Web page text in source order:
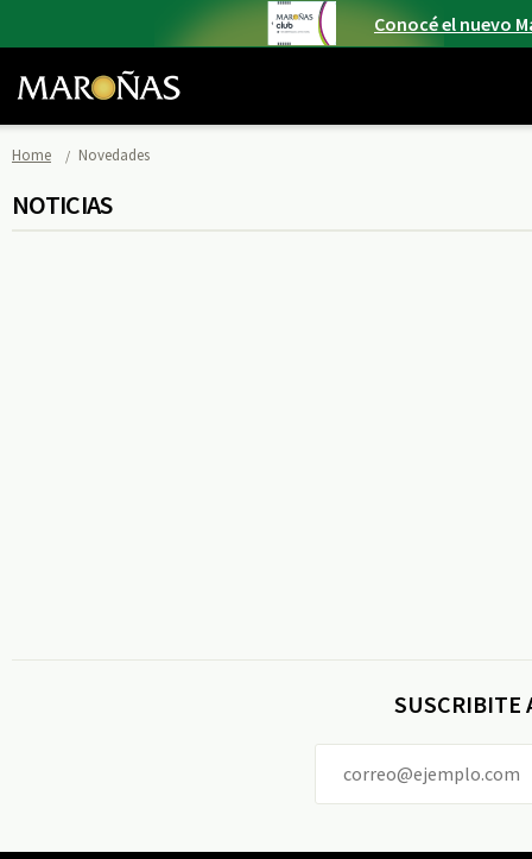
Conocé el nuevo
Home Novedades
NOTICIAS
SUSCRIBITE